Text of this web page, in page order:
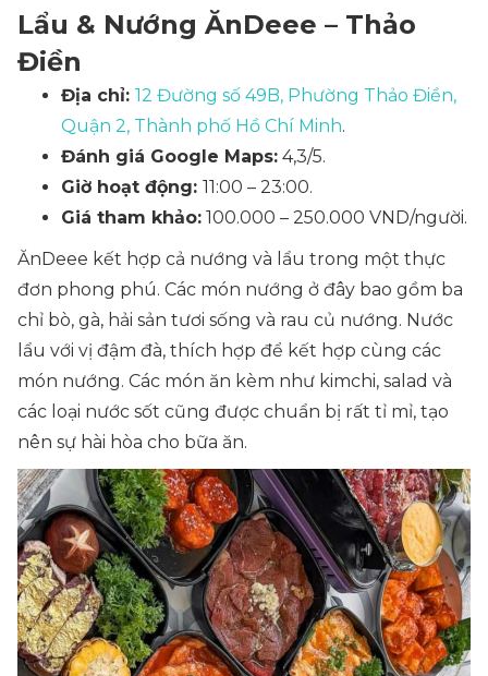
Lẩu & Nướng ĂnDeee – Thảo
Điền
Địa chỉ: 12 Đường số 49B, Phường Thảo Điền,
Quận 2, Thành phố Hồ Chí Minh.
Đánh giá Google Maps: 4,3/5.
Giờ hoạt động: 11:00 – 23:00.
Giá tham khảo: 100.000 – 250.000 VND/người.
ĂnDeee kết hợp cả nướng và lẩu trong một thực
đơn phong phú. Các món nướng ở đây bao gồm ba
chỉ bò, gà, hải sản tươi sống và rau củ nướng. Nước
lẩu với vị đậm đà, thích hợp để kết hợp cùng các
món nướng. Các món ăn kèm như kimchi, salad và
các loại nước sốt cũng được chuẩn bị rất tỉ mỉ, tạo
nên sự hài hòa cho bữa ăn.